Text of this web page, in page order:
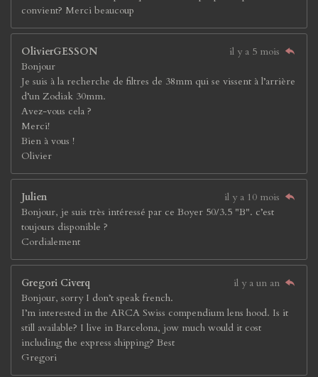
convient? Merci beaucoup
OlivierGESSON
il y a 5 mois
Bonjour
Je suis à la recherche de filtres de 38mm qui se vissent à l’arrière
d’un Zodiak 30mm.
Avez-vous cela ?
Merci!
Bien à vous !
Olivier
Julien
il y a 10 mois
Bonjour, je suis très intéressé par ce Boyer 50/3.5 "B". c’est
toujours disponible ?
Cordialement
Gregori Civerq
il y a un an
Bonjour, sorry I don’t speak french.
I’m interested in the ARCA Swiss compendium lens hood. Is it
still available? I live in Barcelona, jow much would it cost
including the express shipping? Best
Gregori